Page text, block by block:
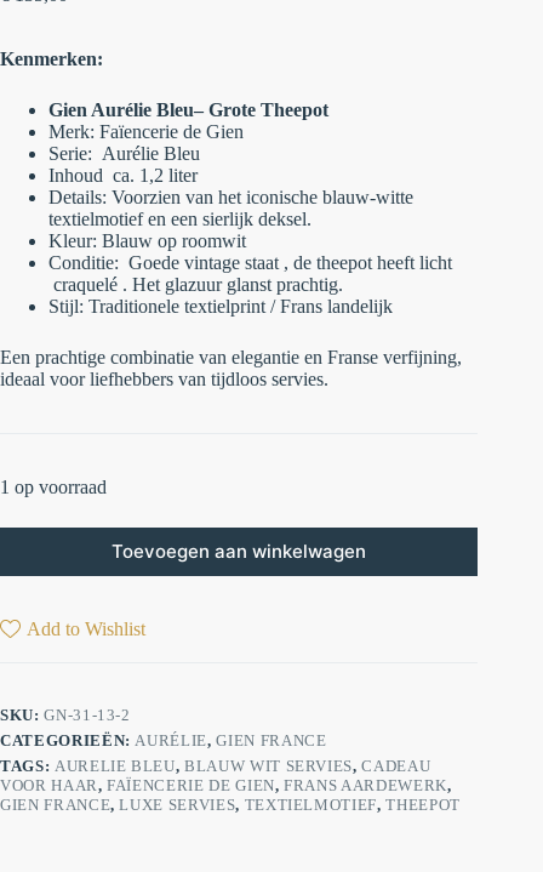
Kenmerken:
Gien Aurélie Bleu– Grote Theepot
Merk: Faïencerie de Gien
Serie: Aurélie Bleu
Inhoud ca. 1,2 liter
Details: Voorzien van het iconische blauw-witte
textielmotief en een sierlijk deksel.
Kleur: Blauw op roomwit
Conditie: Goede vintage staat , de theepot heeft licht
craquelé . Het glazuur glanst prachtig.
Stijl: Traditionele textielprint / Frans landelijk
Een prachtige combinatie van elegantie en Franse verfijning,
ideaal voor liefhebbers van tijdloos servies.
1 op voorraad
Toevoegen aan winkelwagen
Add to Wishlist
SKU:GN-31-13-2
CATEGORIEËN:AURÉLIE,GIEN FRANCE
TAGS: AURELIE BLEU,BLAUW WIT SERVIES,CADEAU
VOOR HAAR,FAÏENCERIE DE GIEN,FRANS AARDEWERK,
GIEN FRANCE,LUXE SERVIES, TEXTIELMOTIEF,THEEPOT